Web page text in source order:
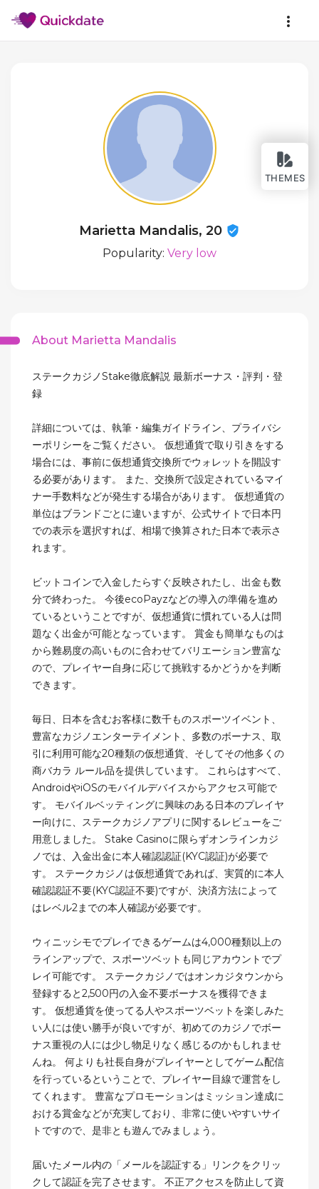
THEMES
Marietta Mandalis, 20
Popularity: Very low
About Marietta Mandalis
ステークカジノStake徹底解説 最新ボーナス・評判・登
録
詳細については、執筆・編集ガイドライン、プライバシ
ーポリシーをご覧ください。 仮想通貨で取り引きをする
場合には、事前に仮想通貨交換所でウォレットを開設す
る必要があります。 また、交換所で設定されているマイ
ナー手数料などが発生する場合があります。 仮想通貨の
単位はブランドごとに違いますが、公式サイトで日本円
での表示を選択すれば、相場で換算された日本で表示さ
れます。
ビットコインで入金したらすぐ反映されたし、出金も数
分で終わった。 今後ecoPayzなどの導入の準備を進め
ているということですが、仮想通貨に慣れている人は問
題なく出金が可能となっています。 賞金も簡単なものは
から難易度の高いものに合わせてバリエーション豊富な
ので、プレイヤー自身に応じて挑戦するかどうかを判断
できます。
毎日、日本を含むお客様に数千ものスポーツイベント、
豊富なカジノエンターテイメント、多数のボーナス、取
引に利用可能な20種類の仮想通貨、そしてその他多くの
商 バカラ ルール品を提供しています。 これらはすべて、
AndroidやiOSのモバイルデバイスからアクセス可能で
す。 モバイルベッティングに興味のある日本のプレイヤ
ー向けに、ステークカジノアプリに関するレビューをご
用意しました。 Stake Casinoに限らずオンラインカジ
ノでは、入金出金に本人確認認証(KYC認証)が必要で
す。 ステークカジノは仮想通貨であれば、実質的に本人
確認認証不要(KYC認証不要)ですが、決済方法によって
はレベル2までの本人確認が必要です。
ウィニッシモでプレイできるゲームは4,000種類以上の
ラインアップで、スポーツベットも同じアカウントでプ
レイ可能です。 ステークカジノではオンカジタウンから
登録すると2,500円の入金不要ボーナスを獲得できま
す。 仮想通貨を使ってる人やスポーツベットを楽しみた
い人には使い勝手が良いですが、初めてのカジノでボー
ナス重視の人には少し物足りなく感じるのかもしれませ
んね。 何よりも社長自身がプレイヤーとしてゲーム配信
を行っているということで、プレイヤー目線で運営をし
てくれます。 豊富なプロモーションはミッション達成に
おける賞金などが充実しており、非常に使いやすいサイ
トですので、是非とも遊んでみましょう。
届いたメール内の「メールを認証する」リンクをクリッ
クして認証を完了させます。 不正アクセスを防止して資